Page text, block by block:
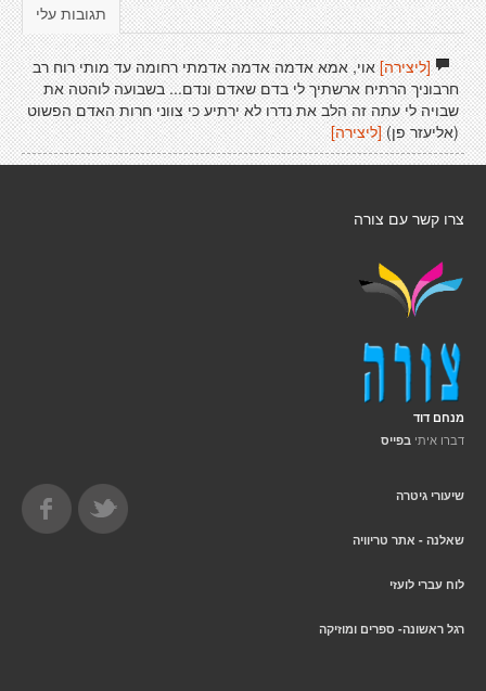
תגובות עלי
[ליצירה]אוי, אמא אדמה אדמה אדמתי רחומה עד מותי רוח רב
חרבוניך הרתיח ארשתיך לי בדם שאדם ונדם... בשבועה לוהטה את
שבויה לי עתה זה הלב את נדרו לא ירתיע כי צווני חרות האדם הפשוט
(אליעזר פן) [ליצירה]
צרו קשר עם צורה
מנחם דוד
דברו איתי בפייס
שיעורי גיטרה
שאלנה - אתר טריוויה
לוח עברי לועזי
רגל ראשונה- ספרים ומוזיקה